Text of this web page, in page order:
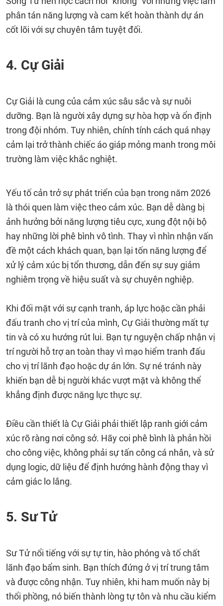
phân tán năng lượng và cam kết hoàn thành dự án
cốt lõi với sự chuyên tâm tuyệt đối.
4. Cự Giải
Cự Giải là cung của cảm xúc sâu sắc và sự nuôi
dưỡng. Bạn là người xây dựng sự hòa hợp và ổn định
trong đội nhóm. Tuy nhiên, chính tính cách quá nhạy
cảm lại trở thành chiếc áo giáp mỏng manh trong môi
trường làm việc khắc nghiệt.
Yếu tố cản trở sự phát triển của bạn trong năm 2026
là thói quen làm việc theo cảm xúc. Bạn dễ dàng bị
ảnh hưởng bởi năng lượng tiêu cực, xung đột nội bộ
hay những lời phê bình vô tình. Thay vì nhìn nhận vấn
đề một cách khách quan, bạn lại tốn năng lượng để
xử lý cảm xúc bị tổn thương, dẫn đến sự suy giảm
nghiêm trọng về hiệu suất và sự chuyên nghiệp.
Khi đối mặt với sự cạnh tranh, áp lực hoặc cần phải
đấu tranh cho vị trí của mình, Cự Giải thường mất tự
tin và có xu hướng rút lui. Bạn tự nguyện chấp nhận vị
trí người hỗ trợ an toàn thay vì mạo hiểm tranh đấu
cho vị trí lãnh đạo hoặc dự án lớn. Sự né tránh này
khiến bạn dễ bị người khác vượt mặt và không thể
khẳng định được năng lực thực sự.
Điều cần thiết là Cự Giải phải thiết lập ranh giới cảm
xúc rõ ràng nơi công sở. Hãy coi phê bình là phản hồi
cho công việc, không phải sự tấn công cá nhân, và sử
dụng logic, dữ liệu để định hướng hành động thay vì
cảm giác lo lắng.
5. Sư Tử
Sư Tử nổi tiếng với sự tự tin, hào phóng và tố chất
lãnh đạo bẩm sinh. Bạn thích đứng ở vị trí trung tâm
và được công nhận. Tuy nhiên, khi ham muốn này bị
thổi phồng, nó biến thành lòng tự tôn và nhu cầu kiểm